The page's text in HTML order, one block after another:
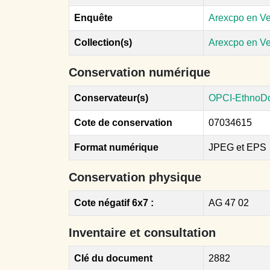
Enquête Arexcpo en
Collection(s) Arexcpo en
Conservation numérique
Conservateur(s) OPCI-
Cote de conservation 07034615
Format numérique JPEG et EPS
Conservation physique
Cote négatif 6x7 : AG 47 02
Inventaire et consultation
Clé du document 2882